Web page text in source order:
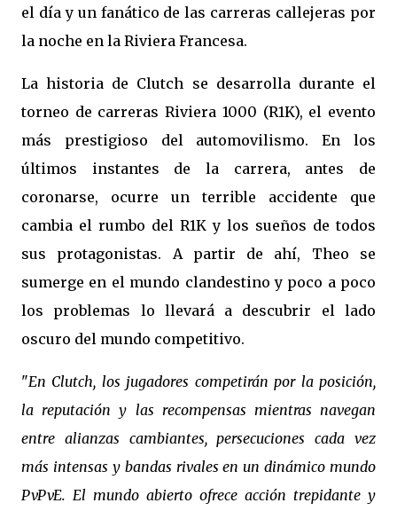
el día y un fanático de las carreras callejeras por
la noche en la Riviera Francesa.
La historia de Clutch se desarrolla durante el
torneo de carreras Riviera 1000 (R1K), el evento
más prestigioso del automovilismo. En los
últimos instantes de la carrera, antes de
coronarse, ocurre un terrible accidente que
cambia el rumbo del R1K y los sueños de todos
sus protagonistas. A partir de ahí, Theo se
sumerge en el mundo clandestino y poco a poco
los problemas lo llevará a descubrir el lado
oscuro del mundo competitivo.
"En Clutch, los jugadores competirán por la posición,
la reputación y las recompensas mientras navegan
entre alianzas cambiantes, persecuciones cada vez
más intensas y bandas rivales en un dinámico mundo
PvPvE. El mundo abierto ofrece acción trepidante y